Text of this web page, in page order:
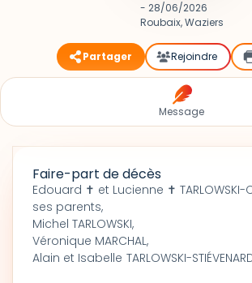
- 28/06/2026
Roubaix, Waziers
Partager Rejoindre
Message
Faire-part de décès
Edouard ✝ et Lucienne ✝ TARLOWSKI-
ses parents,
Michel TARLOWSKI,
Véronique MARCHAL,
Alain et Isabelle TARLOWSKI-